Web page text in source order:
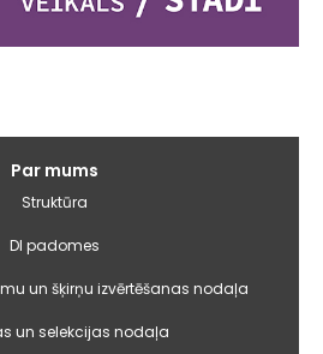
Par mums
Struktūra
DI padomes
un šķirņu izvērtēšanas nodaļa
un selekcijas nodaļa